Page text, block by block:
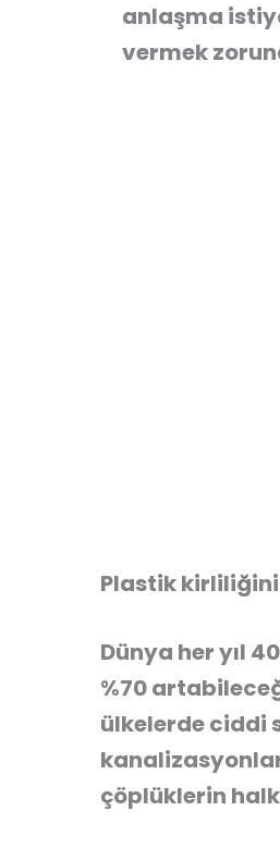
anlaşma
vermek
Plastik
Dünya her yıl
%70
ülkelerde ciddi
çöplüklerin